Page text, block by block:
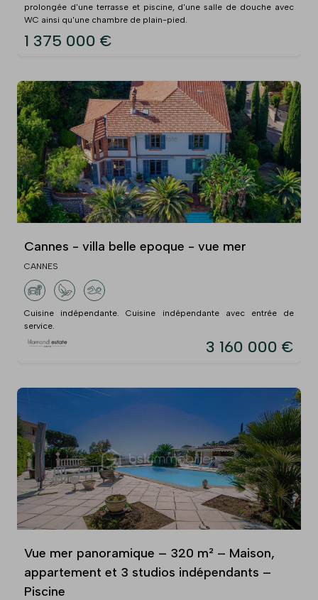
prolongée d'une terrasse et piscine, d'une salle de douche avec
WC ainsi qu'une chambre de plain-pied.
1 375 000 €
Cannes - villa belle epoque - vue mer
CANNES
Cuisine indépendante. Cuisine indépendante avec entrée de
service.
3 160 000 €
Vue mer panoramique – 320 m² – Maison,
appartement et 3 studios indépendants –
Piscine